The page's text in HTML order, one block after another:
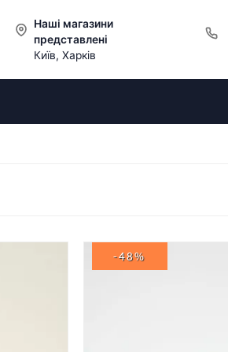
Наші магазини
представлені
Київ, Харків
-48%